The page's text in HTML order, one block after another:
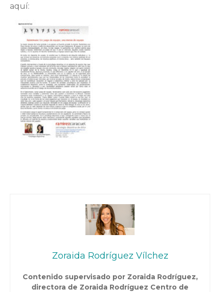
aquí:
Zoraida Rodríguez Vílchez
Contenido supervisado por Zoraida Rodríguez,
directora de Zoraida Rodríguez Centro de